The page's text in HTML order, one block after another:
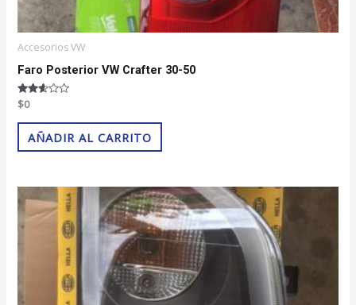
Accesorios VW
Faro Posterior VW Crafter 30-50
Valorado
con
2.52
$0
AÑADIR AL CARRITO